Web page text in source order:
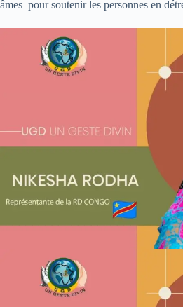
âmes pour soutenir les personnes en